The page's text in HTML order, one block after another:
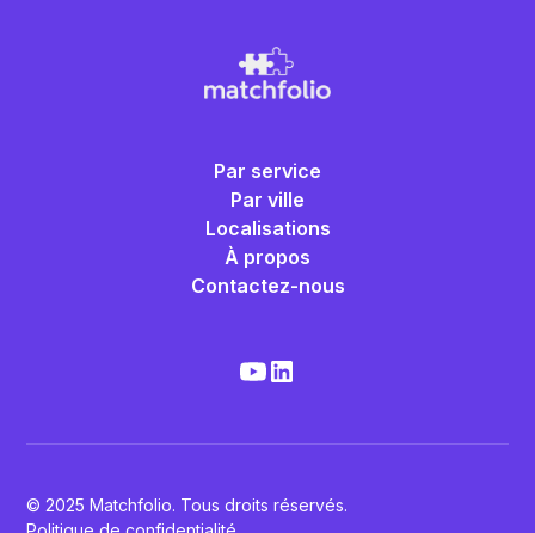
Par service
Par ville
Localisations
À propos
Contactez-nous
© 2025 Matchfolio. Tous droits réservés.